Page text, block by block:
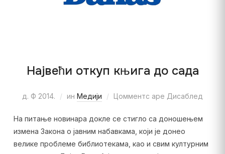
Највећи откуп књига до сада
д. Ф 2014. ин Медији Цомментс аре Дисаблед
На питање новинара докле се стигло са доношењем
измена Закона о јавним набавкама, који је донео
велике проблеме библиотекама, као и свим културним